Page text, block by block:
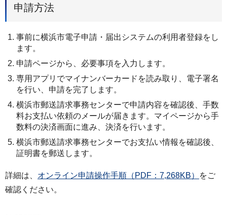
申請方法
事前に横浜市電子申請・届出システムの利用者登録をし
ます。
申請ページから、必要事項を入力します。
専用アプリでマイナンバーカードを読み取り、電子署名
を行い、申請を完了します。
横浜市郵送請求事務センターで申請内容を確認後、手数
料お支払い依頼のメールが届きます。マイページから手
数料の決済画面に進み、決済を行います。
横浜市郵送請求事務センターでお支払い情報を確認後、
証明書を郵送します。
詳細は、 オンライン申請操作手順（PDF：7,268KB）
をご
確認ください。